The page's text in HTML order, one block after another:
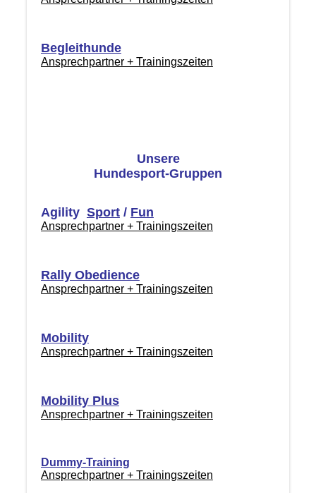
Begleithunde
Ansprechpartner + Trainingszeiten
Unsere
Hundesport-Gruppen
Agility Sport/ Fun
Ansprechpartner + Trainingszeiten
Rally Obedience
Ansprechpartner + Trainingszeiten
Mobility
Ansprechpartner + Trainingszeiten
Mobility Plus
Ansprechpartner + Trainingszeiten
Dummy-Training
Ansprechpartner + Trainingszeiten